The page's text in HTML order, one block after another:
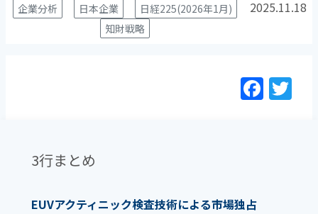
企業分析 日本企業
日経225(2026年1月)
知財戦略
2025.11.18
F
a
3行まとめ
EUVアクティニック検査技術による市場独占